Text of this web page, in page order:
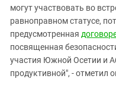
могут участвовать во
равноправном статусе,
предусмотренная
посвященная
участия Южной Осетии и
продуктивной", - отметил